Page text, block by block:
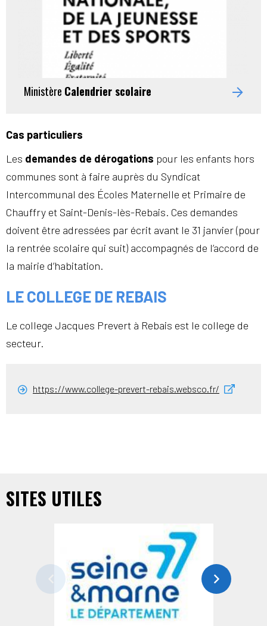
Ministère Calendrier scolaire
Cas particuliers
Les demandes de dérogations pour les enfants hors
communes sont à faire auprès du Syndicat
Intercommunal des Écoles Maternelle et Primaire de
Chauffry et Saint-Denis-lès-Rebais. Ces demandes
doivent être adressées par écrit avant le 31 janvier (pour
la rentrée scolaire qui suit) accompagnés de l’accord de
la mairie d’habitation.
LE COLLEGE DE REBAIS
Le college Jacques Prevert à Rebais est le college de
secteur.
https://www.college-prevert-rebais.websco.fr/
SITES UTILES